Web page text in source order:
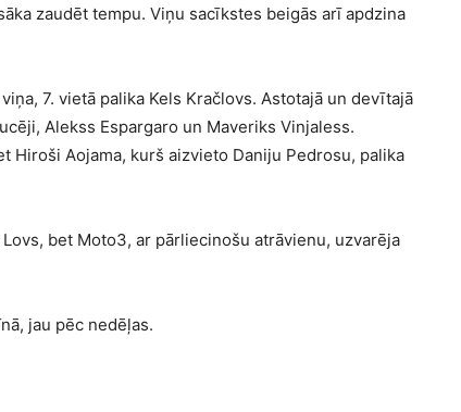
zaudēt tempu. Viņu sacīkstes beigās arī apdzina
7. vietā palika Kels Kračlovs. Astotajā un devītajā
Alekss Espargaro un Maveriks Vinjaless.
Hiroši Aojama, kurš aizvieto Daniju Pedrosu, palika
bet Moto3, ar pārliecinošu atrāvienu, uzvarēja
jau pēc nedēļas.